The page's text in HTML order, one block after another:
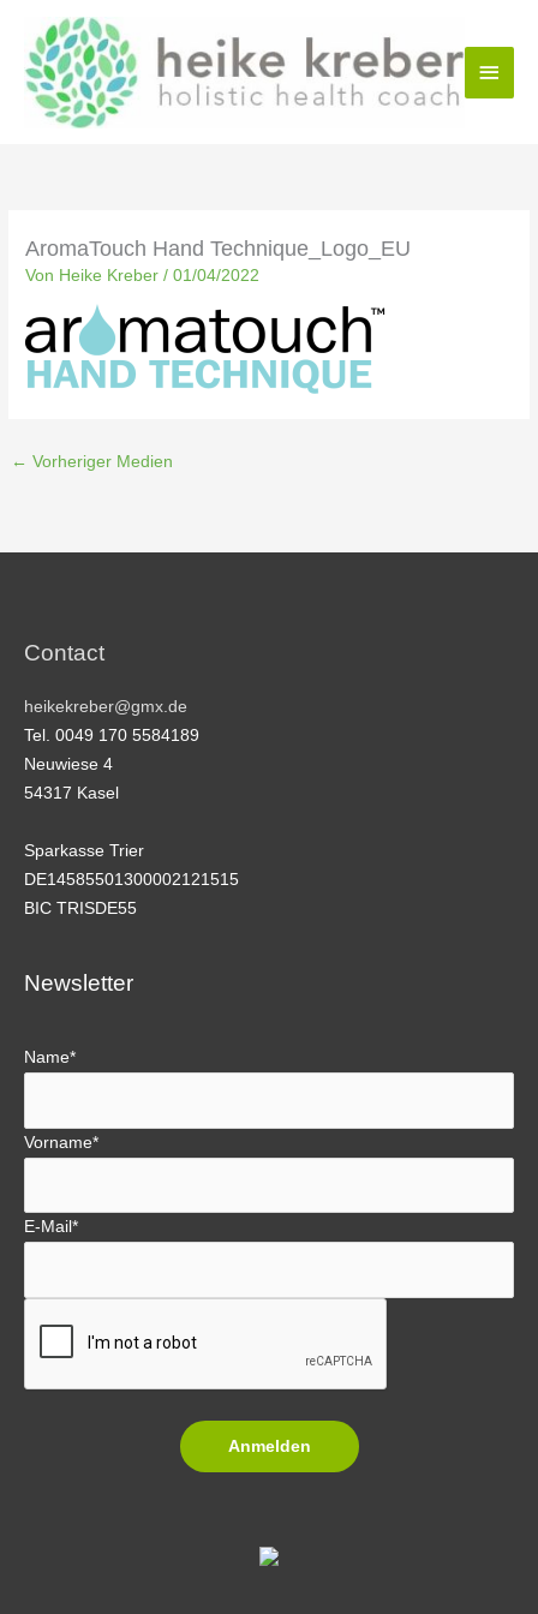
Inhalt
springen
AromaTouch Hand Technique_Logo_EU
Von Heike Kreber/01/04/2022
← Vorheriger Medien
Contact
heikekreber@gmx.de
Tel. 0049 170 5584189
Neuwiese 4
54317 Kasel
Sparkasse Trier
DE14585501300002121515
BIC TRISDE55
Newsletter
Name*
Vorname*
E-Mail*
Anmelden